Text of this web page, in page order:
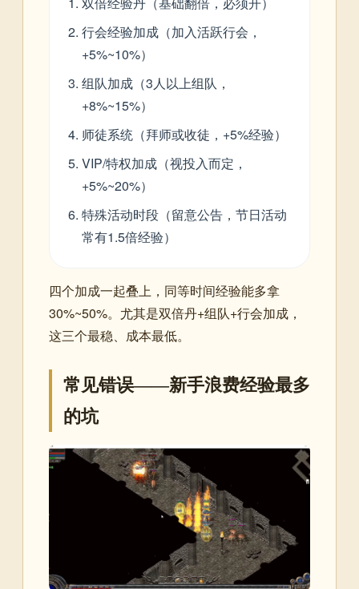
行会经验加成（加入活跃行会，
+5%~10%）
组队加成（3人以上组队，
+8%~15%）
师徒系统（拜师或收徒，+5%经验）
VIP/特权加成（视投入而定，
+5%~20%）
特殊活动时段（留意公告，节日活动
常有1.5倍经验）
四个加成一起叠上，同等时间经验能多拿
30%~50%。尤其是双倍丹+组队+行会加成，
这三个最稳、成本最低。
常见错误——新手浪费经验最多
的坑